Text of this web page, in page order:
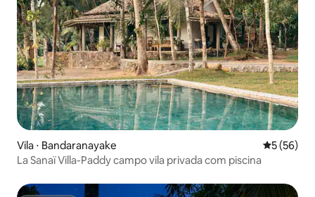
Vila ⋅ Bandaranayake 5 de uma
5 (56)
La Sanaï Villa-Paddy campo vila privada com piscina